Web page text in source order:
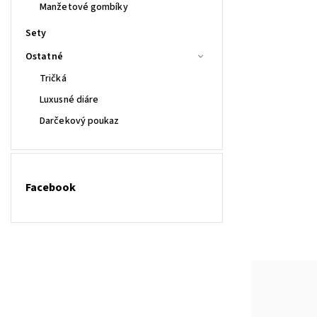
Manžetové gombíky
Sety
Ostatné
Tričká
Luxusné diáre
Darčekový poukaz
Facebook